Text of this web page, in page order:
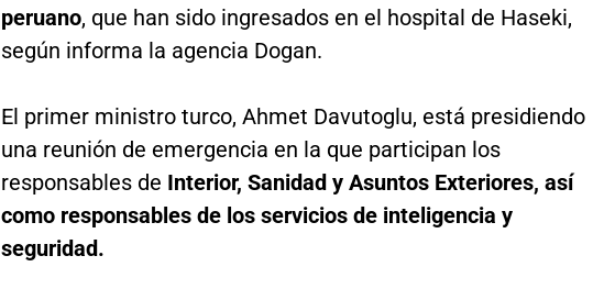
peruano, que han sido ingresados en el hospital de Haseki,
según informa la agencia Dogan.
El primer ministro turco, Ahmet Davutoglu, está presidiendo
una reunión de emergencia en la que participan los
responsables de Interior, Sanidad y Asuntos Exteriores, así
como responsables de los servicios de inteligencia y
seguridad.